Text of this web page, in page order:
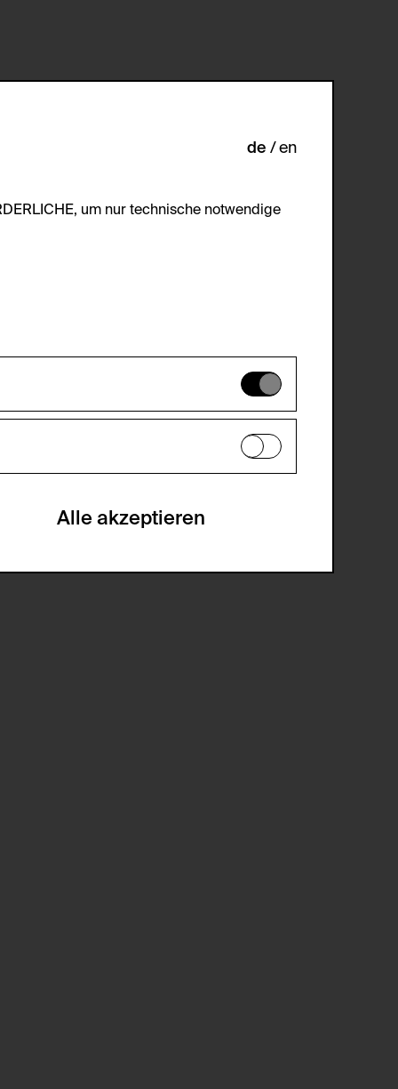
de en
um nur technische notwendige
(CSRF)" Angriffen über das
auf der Webseite.
um Besucher:innen über mehrere
Alle akzeptieren